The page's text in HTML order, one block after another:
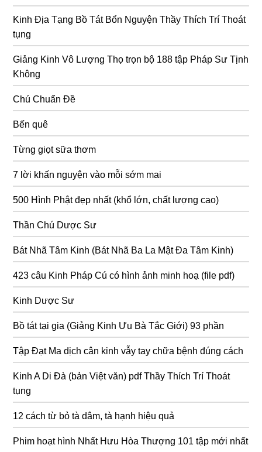
Kinh Địa Tạng Bồ Tát Bổn Nguyện Thầy Thích Trí Thoát
tụng
Giảng Kinh Vô Lượng Thọ trọn bộ 188 tập Pháp Sư Tịnh
Không
Chú Chuẩn Đề
Bến quê
Từng giọt sữa thơm
7 lời khấn nguyện vào mỗi sớm mai
500 Hình Phật đẹp nhất (khổ lớn, chất lượng cao)
Thần Chú Dược Sư
Bát Nhã Tâm Kinh (Bát Nhã Ba La Mật Đa Tâm Kinh)
423 câu Kinh Pháp Cú có hình ảnh minh hoạ (file pdf)
Kinh Dược Sư
Bồ tát tại gia (Giảng Kinh Ưu Bà Tắc Giới) 93 phần
Tập Đạt Ma dịch cân kinh vẫy tay chữa bệnh đúng cách
Kinh A Di Đà (bản Việt văn) pdf Thầy Thích Trí Thoát
tụng
12 cách từ bỏ tà dâm, tà hạnh hiệu quả
Phim hoạt hình Nhất Hưu Hòa Thượng 101 tập mới nhất